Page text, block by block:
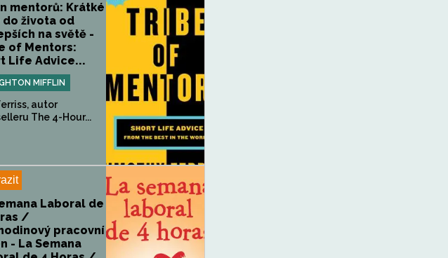
mentorů: Krátké
do života od
na světě -
of Mentors:
Life Advice...
MIFFLIN
autor
The 4-Hour...
Laboral de
/
pracovní
- La Semana